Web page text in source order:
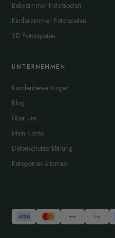
Babyzimmer Fototapeten
Kinderzimmer Fototapeten
3D Fototapeten
UNTERNEHMEN
Kundenbewertungen
Blog
Über uns
Mein Konto
Datenschutzerklärung
Kategorien-Sitemap